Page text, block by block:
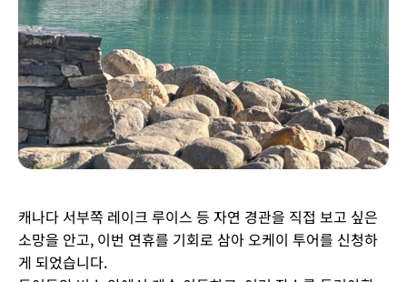
캐나다 서부쪽 레이크 루이스 등 자연 경관을 직접 보고 싶은
소망을 안고, 이번 연휴를 기회로 삼아 오케이 투어를 신청하
게 되었습니다.